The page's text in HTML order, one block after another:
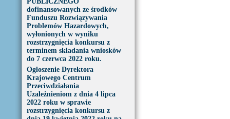
dofinansowanych ze środków
Funduszu Rozwiązywania
Problemów Hazardowych,
wyłonionych w wyniku
rozstrzygnięcia konkursu z
terminem składania wniosków
do 7 czerwca 2022 roku.
Ogłoszenie Dyrektora
Krajowego Centrum
Przeciwdziałania
Uzależnieniom z dnia 4 lipca
2022 roku w sprawie
rozstrzygnięcia konkursu z